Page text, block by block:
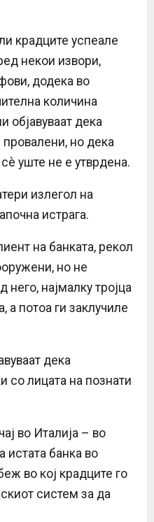
крадците успеале
некои извори,
додека во
количина
објавуваат дека
но дека
уште не е утврдена.
излегол на
истрага.
на банката, рекол
но не
најмалку тројца
а потоа ги заклучиле
дека
со лицата на познати
во Италија – во
истата банка во
во кој крадците го
систем за да